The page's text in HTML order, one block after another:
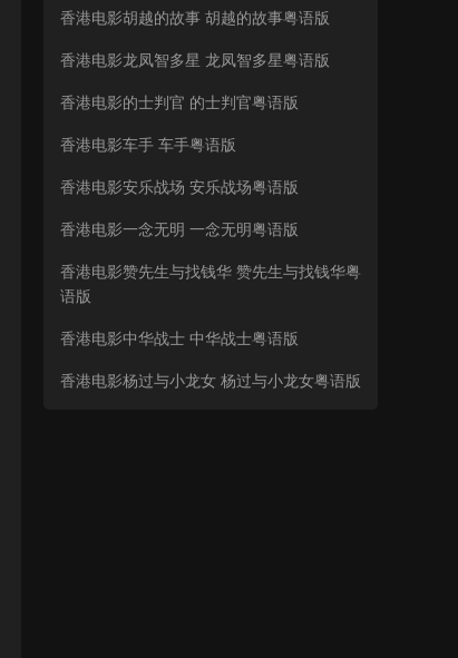
香港电影胡越的故事 胡越的故事粤语版
香港电影龙凤智多星 龙凤智多星粤语版
香港电影的士判官 的士判官粤语版
香港电影车手 车手粤语版
香港电影安乐战场 安乐战场粤语版
香港电影一念无明 一念无明粤语版
香港电影赞先生与找钱华 赞先生与找钱华粤
语版
香港电影中华战士 中华战士粤语版
香港电影杨过与小龙女 杨过与小龙女粤语版